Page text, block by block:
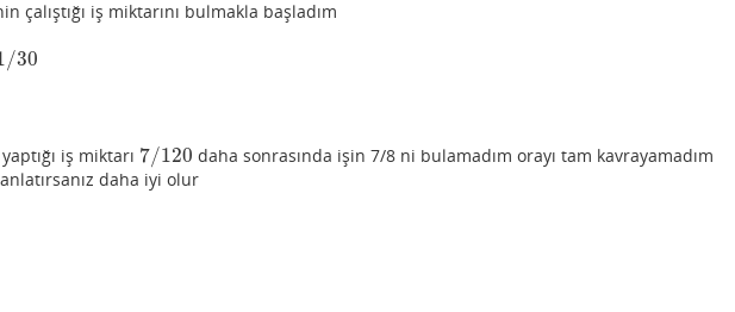
çalıştığı iş miktarını bulmakla başladım
/30
/30
iş miktarı 7/120
7/120
daha sonrasında işin 7/8 ni bulamadım orayı tam kavrayamadım
daha iyi olur